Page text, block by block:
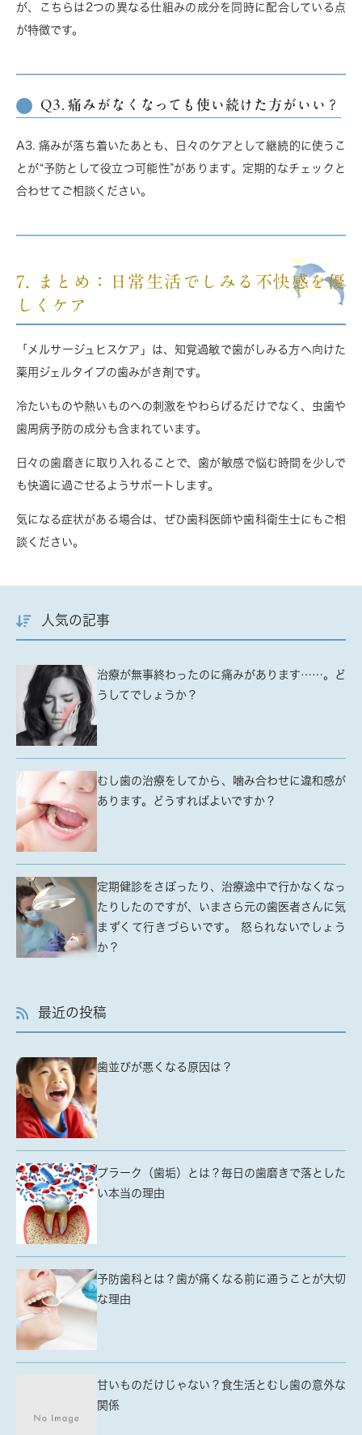
が、こちらは 2つの異なる仕組みの成分を同時に配合している点
が特徴です。
Q3. 痛みがなくなっても使い続けた方がいい？
A3. 痛みが落ち着いたあとも、日々のケアとして継続的に使うこ
とが“予防として役立つ可能性”があります。定期的なチェックと
合わせてご相談ください。
7. まとめ：日常生活でしみる不快感を優
しくケア
「メルサージュヒスケア」は、知覚過敏で歯がしみる方へ向けた
薬用ジェルタイプの歯みがき剤 です。
冷たいものや熱いものへの刺激をやわらげるだけでなく、虫歯や
歯周病予防の成分も含まれています。
日々の歯磨きに取り入れることで、歯が敏感で悩む時間を少しで
も快適に過ごせるようサポートします。
気になる症状がある場合は、ぜひ歯科医師や歯科衛生士にもご相
談ください。
人気の記事
治療が無事終わったのに痛みがあります……。ど
うしてでしょうか？
むし歯の治療をしてから、噛み合わせに違和感が
あります。どうすればよいですか？
定期健診をさぼったり、治療途中で行かなくなっ
たりしたのですが、いまさら元の歯医者さんに気
まずくて行きづらいです。 怒られないでしょう
か？
最近の投稿
歯並びが悪くなる原因は？
プラーク（歯垢）とは？毎日の歯磨きで落とした
い本当の理由
予防歯科とは？歯が痛くなる前に通うことが大切
な理由
甘いものだけじゃない？食生活とむし歯の意外な
関係